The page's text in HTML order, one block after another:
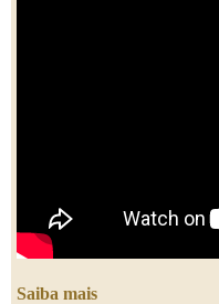
Saiba mais